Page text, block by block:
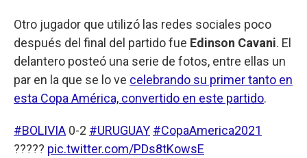
Otro jugador que utilizó las redes sociales poco
después del final del partido fue Edinson Cavani. El
delantero posteó una serie de fotos, entre ellas un
par en la que se lo ve celebrando su primer tanto en
esta Copa América, convertido en este partido.
#BOLIVIA 0-2 #URUGUAY #CopaAmerica2021
????? pic.twitter.com/PDs8tKowsE